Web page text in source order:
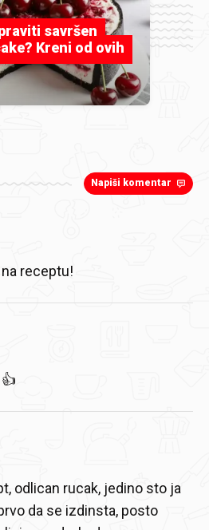
savršen
Kreni od ovih
Napiši komentar
receptu!
odlican rucak, jedino sto ja
da se izdinsta, posto